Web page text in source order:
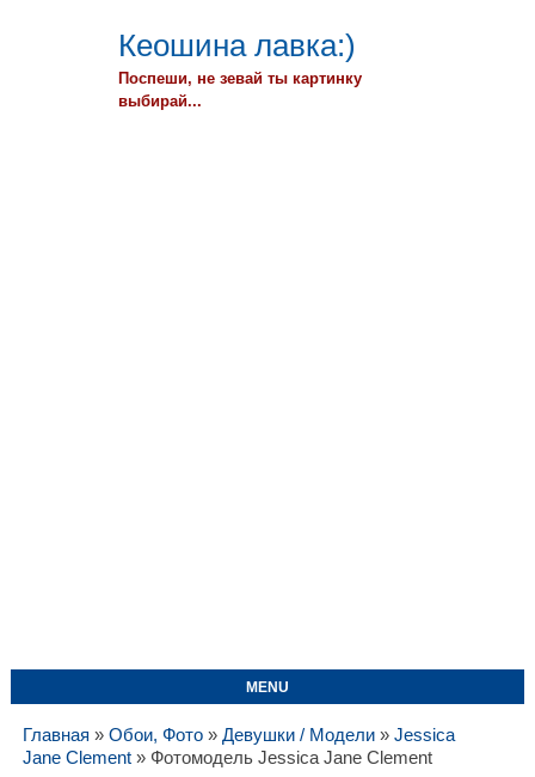
Кеошина лавка:)
Поспеши, не зевай ты картинку
выбирай...
MENU
Главная » Обои, Фото» Девушки / Модели» Jessica
Jane Clement» Фотомодель Jessica Jane Clement